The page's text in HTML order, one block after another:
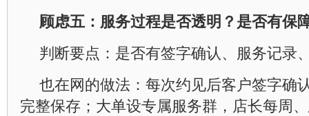
顾虑五：服务过程是否透明？是否有保
判断要点：是否有签字确认、服务记录
也在网的做法：每次约见后客户签字确
完整保存；大单设专属服务群，店长每周